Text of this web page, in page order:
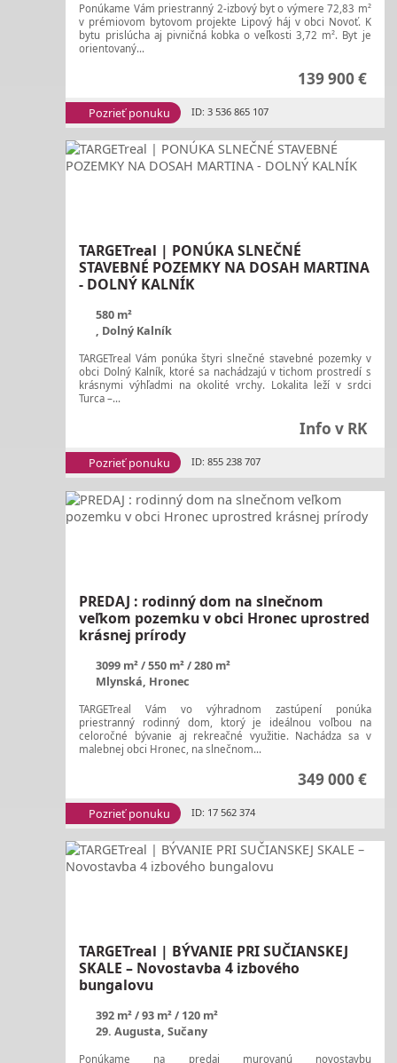
Ponúkame Vám priestranný 2-izbový byt o výmere 72,83 m²
v prémiovom bytovom projekte Lipový háj v obci Novoť. K
bytu prislúcha aj pivničná kobka o veľkosti 3,72 m². Byt je
orientovaný...
139 900 €
Pozrieť ponuku ID: 3 536 865 107
TARGETreal | PONÚKA SLNEČNÉ
STAVEBNÉ POZEMKY NA DOSAH MARTINA
- DOLNÝ KALNÍK
580 m²
, Dolný Kalník
TARGETreal Vám ponúka štyri slnečné stavebné pozemky v
obci Dolný Kalník, ktoré sa nachádzajú v tichom prostredí s
krásnymi výhľadmi na okolité vrchy. Lokalita leží v srdci
Turca –...
Info v RK
Pozrieť ponuku ID: 855 238 707
PREDAJ : rodinný dom na slnečnom
veľkom pozemku v obci Hronec uprostred
krásnej prírody
3099 m² 550 m²
280 m²
Mlynská, Hronec
TARGETreal Vám vo výhradnom zastúpení ponúka
priestranný rodinný dom, ktorý je ideálnou voľbou na
celoročné bývanie aj rekreačné využitie. Nachádza sa v
malebnej obci Hronec, na slnečnom...
349 000 €
Pozrieť ponuku ID: 17 562 374
TARGETreal | BÝVANIE PRI SUČIANSKEJ
SKALE – Novostavba 4 izbového
bungalovu
392 m² 93 m²
120 m²
29. Augusta, Sučany
Ponúkame na predaj murovanú novostavbu